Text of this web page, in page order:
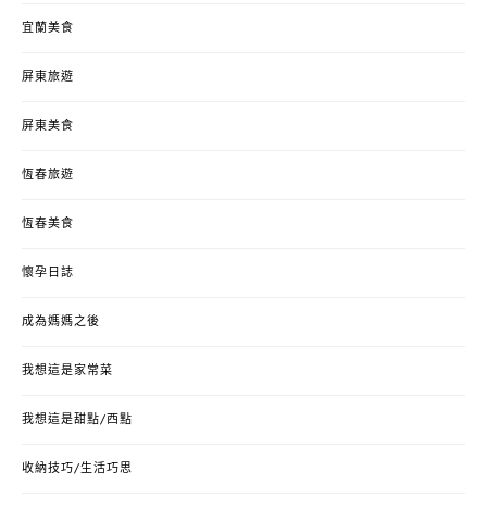
宜蘭美食
屏東旅遊
屏東美食
恆春旅遊
恆春美食
懷孕日誌
成為媽媽之後
我想這是家常菜
我想這是甜點/西點
收納技巧/生活巧思